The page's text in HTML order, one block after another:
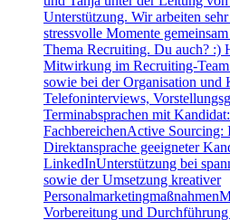
Unterstützung. Wir arbeiten
stressvolle Momente
Thema Recruiting. Du auch? :)
Mitwirkung im Recruiting-
sowie bei der Organisation und
Telefoninterviews,
Terminabsprachen mit
FachbereichenActive Sourcing:
Direktansprache geeigneter
LinkedInUnterstützung bei
sowie der Umsetzung kreativer
Vorbereitung und